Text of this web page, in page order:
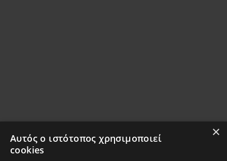
×
Αυτός ο ιστότοπος χρησιμοποιεί
cookies